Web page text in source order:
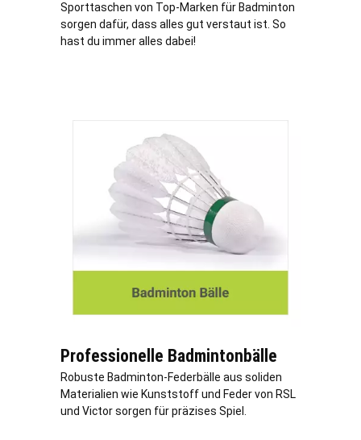
Sporttaschen von Top-Marken für Badminton
sorgen dafür, dass alles gut verstaut ist. So
hast du immer alles dabei!
Professionelle Badmintonbälle
Robuste Badminton-Federbälle aus soliden
Materialien wie Kunststoff und Feder von RSL
und Victor sorgen für präzises Spiel.